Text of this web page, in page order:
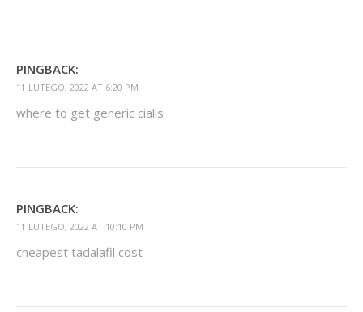
PINGBACK:
11 LUTEGO, 2022 AT 6:20 PM
where to get generic cialis
PINGBACK:
11 LUTEGO, 2022 AT 10:10 PM
cheapest tadalafil cost